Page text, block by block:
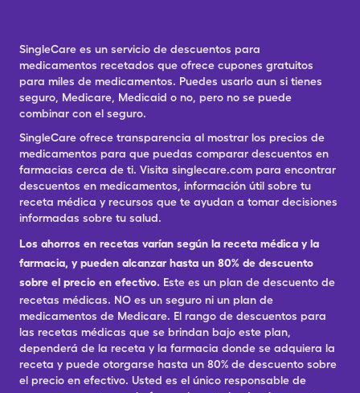
SingleCare es un servicio de descuentos para
medicamentos recetados que ofrece cupones gratuitos
para miles de medicamentos. Puedes usarlo aun si tienes
seguro, Medicare, Medicaid o no, pero no se puede
combinar con el seguro.
SingleCare ofrece transparencia al mostrar los precios de
medicamentos para que puedas comparar descuentos en
farmacias cerca de ti. Visita singlecare.com para encontrar
descuentos en medicamentos, información útil sobre tu
receta médica y recursos que te ayudan a tomar decisiones
informadas sobre tu salud.
Los ahorros en recetas varían según la receta médica y la
farmacia, y pueden alcanzar hasta un 80% de descuento
sobre el precio en efectivo. Este es un plan de descuento de
recetas médicas. NO es un seguro ni un plan de
medicamentos de Medicare. El rango de descuentos para
las recetas médicas que se brindan bajo este plan,
dependerá de la receta y la farmacia donde se adquiera la
receta y puede otorgarse hasta un 80% de descuento sobre
el precio en efectivo. Usted es el único responsable de